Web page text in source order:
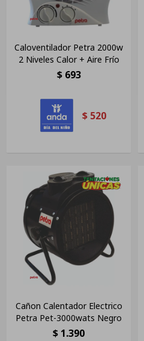
Caloventilador Petra 2000w
2 Niveles Calor + Aire Frío
$ 693
$ 520
Cañon Calentador Electrico
Petra Pet-3000wats Negro
$ 1.390